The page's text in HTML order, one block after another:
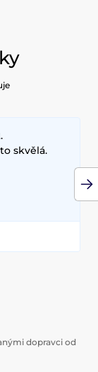
skvělá.
dopravci od